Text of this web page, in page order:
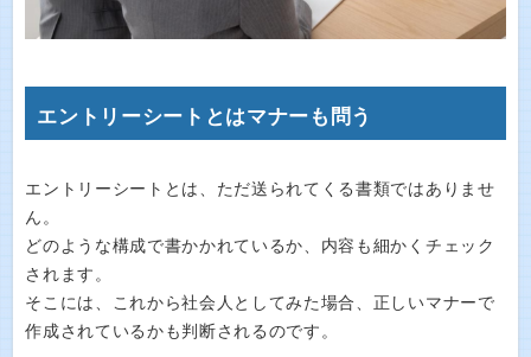
エントリーシートとはマナーも問う
エントリーシートとは、ただ送られてくる書類ではありませ
ん。
どのような構成で書かかれているか、内容も細かくチェック
されます。
そこには、これから社会人としてみた場合、正しいマナーで
作成されているかも判断されるのです。